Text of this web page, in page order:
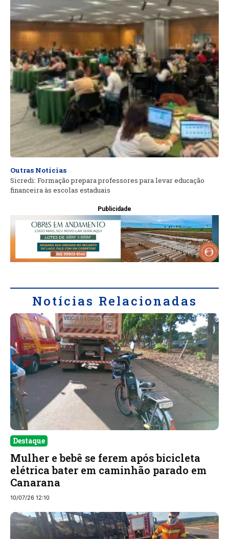
Outras Notícias
Sicredi: Formação prepara professores para levar educação
financeira às escolas estaduais
Publicidade
Notícias Relacionadas
Destaque
Mulher e bebê se ferem após bicicleta
elétrica bater em caminhão parado em
Canarana
10/07/26 12:10